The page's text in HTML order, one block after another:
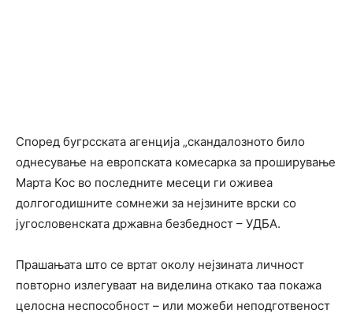
Според бугрсската агенција „скандалозното било
однесување на европската комесарка за проширување
Марта Кос во последните месеци ги оживеа
долгогодишните сомнежи за нејзините врски со
југословенската државна безбедност – УДБА.
Прашањата што се вртат околу нејзината личност
повторно излегуваат на виделина откако таа покажа
целосна неспособност – или можеби неподготвеност